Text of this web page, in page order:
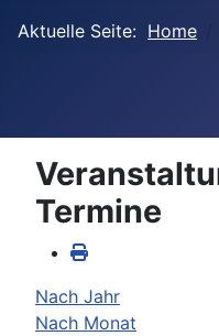
Aktuelle Seite: Home
Termine
Nach Jahr
Nach Monat